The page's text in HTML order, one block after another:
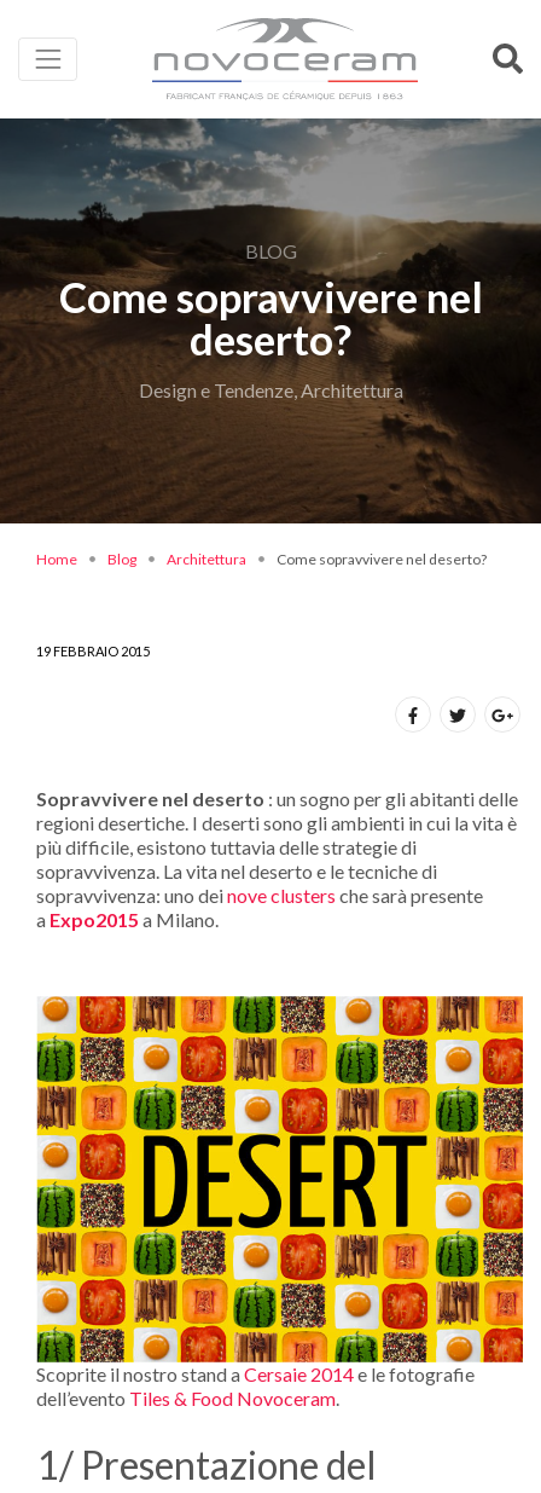
BLOG
Come sopravvivere nel
deserto?
Design e Tendenze, Architettura
Home Blog Architettura Come sopravvivere nel deserto?
19 FEBBRAIO 2015
Sopravvivere nel deserto : un sogno per gli abitanti delle
regioni desertiche. I deserti sono gli ambienti in cui la vita è
più difficile, esistono tuttavia delle strategie di
sopravvivenza. La vita nel deserto e le tecniche di
sopravvivenza: uno deinove clusters che sarà presente
a Expo2015 a Milano.
Scoprite il nostro stand aCersaie 2014e le fotografie
dell’evento Tiles & Food Novoceram
1/ Presentazione del